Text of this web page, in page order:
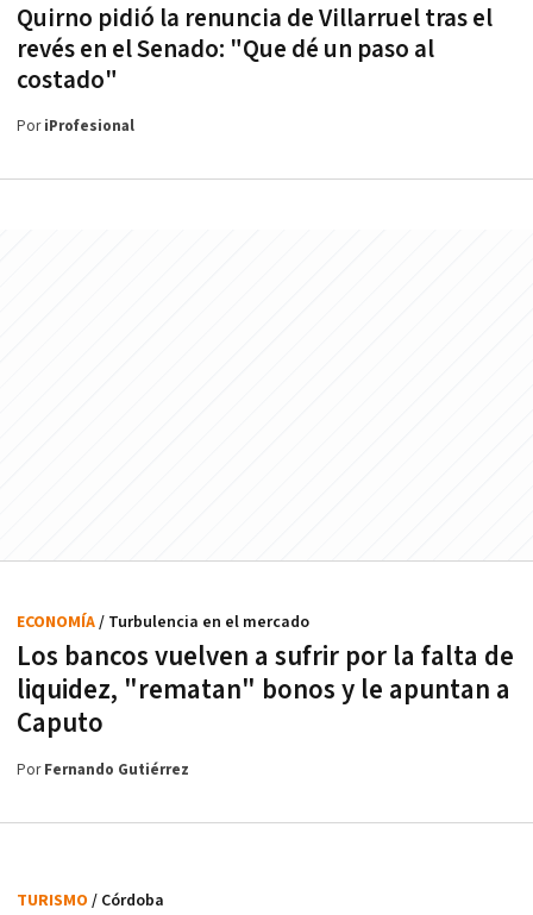
Quirno pidió la renuncia de Villarruel tras el
revés en el Senado: "Que dé un paso al
costado"
PoriProfesional
Los bancos vuelven a sufrir por la falta de
liquidez, "rematan" bonos y le apuntan a
Caputo
ECONOMÍA/ Turbulencia en el mercado
PorFernando Gutiérrez
TURISMO / Córdoba